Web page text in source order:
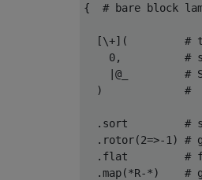
{ # bare block
[\+](
#
0,
#
@_
#
)
#
. sort #
. rotor(2=>-1 )
#
. flat #
.map(*R-*)
#